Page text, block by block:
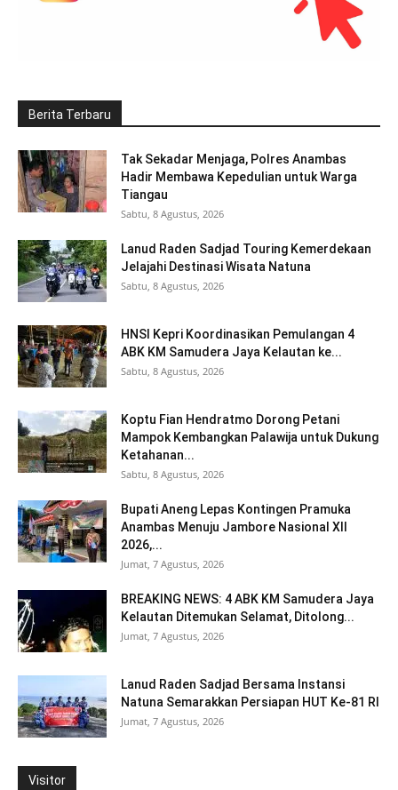
Berita Terbaru
Tak Sekadar Menjaga, Polres Anambas
Hadir Membawa Kepedulian untuk Warga
Tiangau
Sabtu, 8 Agustus, 2026
Lanud Raden Sadjad Touring Kemerdekaan
Jelajahi Destinasi Wisata Natuna
Sabtu, 8 Agustus, 2026
HNSI Kepri Koordinasikan Pemulangan 4
ABK KM Samudera Jaya Kelautan ke...
Sabtu, 8 Agustus, 2026
Koptu Fian Hendratmo Dorong Petani
Mampok Kembangkan Palawija untuk Dukung
Ketahanan...
Sabtu, 8 Agustus, 2026
Bupati Aneng Lepas Kontingen Pramuka
Anambas Menuju Jambore Nasional XII
2026,...
Jumat, 7 Agustus, 2026
BREAKING NEWS: 4 ABK KM Samudera Jaya
Kelautan Ditemukan Selamat, Ditolong...
Jumat, 7 Agustus, 2026
Lanud Raden Sadjad Bersama Instansi
Natuna Semarakkan Persiapan HUT Ke-81 RI
Jumat, 7 Agustus, 2026
Visitor